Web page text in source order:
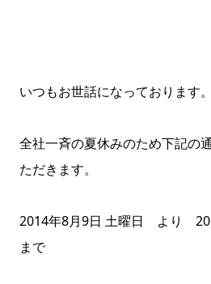
いつもお世話になっております。
全社一斉の夏休みのため下記の
ただきます。
2014年8月9日 土曜日 より
まで